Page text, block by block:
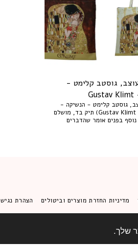
גוסטב קלימט -
הנשיקה - Gustav Klimt
גוסטב קלימט - הנשיקה -
Gustav Klimt (CARMANI) תיק בד, מושלם
נוסף בפנים אומר שהדברים
מדיניות החזרת מוצרים וביטולים הצהרת